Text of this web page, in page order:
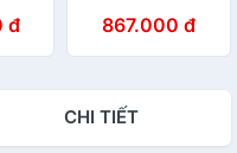
đ
– Chuẩn chống
nước IP66 – Phát
CHÍNH HÃNG
867.000 đ
CHI TIẾT